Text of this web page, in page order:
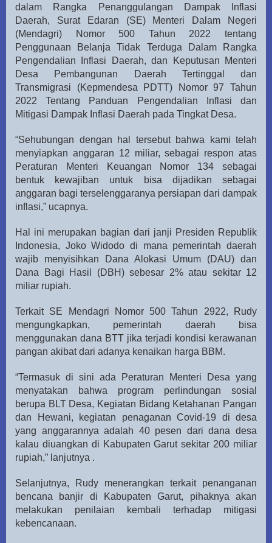
dalam Rangka Penanggulangan Dampak Inflasi
Daerah, Surat Edaran (SE) Menteri Dalam Negeri
(Mendagri) Nomor 500 Tahun 2022 tentang
Penggunaan Belanja Tidak Terduga Dalam Rangka
Pengendalian Inflasi Daerah, dan Keputusan Menteri
Desa Pembangunan Daerah Tertinggal dan
Transmigrasi (Kepmendesa PDTT) Nomor 97 Tahun
2022 Tentang Panduan Pengendalian Inflasi dan
Mitigasi Dampak Inflasi Daerah pada Tingkat Desa.
“Sehubungan dengan hal tersebut bahwa kami telah
menyiapkan anggaran 12 miliar, sebagai respon atas
Peraturan Menteri Keuangan Nomor 134 sebagai
bentuk kewajiban untuk bisa dijadikan sebagai
anggaran bagi terselenggaranya persiapan dari dampak
inflasi,” ucapnya.
Hal ini merupakan bagian dari janji Presiden Republik
Indonesia, Joko Widodo di mana pemerintah daerah
wajib menyisihkan Dana Alokasi Umum (DAU) dan
Dana Bagi Hasil (DBH) sebesar 2% atau sekitar 12
miliar rupiah.
Terkait SE Mendagri Nomor 500 Tahun 2922, Rudy
mengungkapkan, pemerintah daerah bisa
menggunakan dana BTT jika terjadi kondisi kerawanan
pangan akibat dari adanya kenaikan harga BBM.
“Termasuk di sini ada Peraturan Menteri Desa yang
menyatakan bahwa program perlindungan sosial
berupa BLT Desa, Kegiatan Bidang Ketahanan Pangan
dan Hewani, kegiatan penaganan Covid-19 di desa
yang anggarannya adalah 40 pesen dari dana desa
kalau diuangkan di Kabupaten Garut sekitar 200 miliar
rupiah,” lanjutnya .
Selanjutnya, Rudy menerangkan terkait penanganan
bencana banjir di Kabupaten Garut, pihaknya akan
melakukan penilaian kembali terhadap mitigasi
kebencanaan.